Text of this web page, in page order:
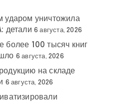
ударом уничтожила
детали 6 августа, 2026
более 100 тысяч книг
6 августа, 2026
на складе
6 августа, 2026